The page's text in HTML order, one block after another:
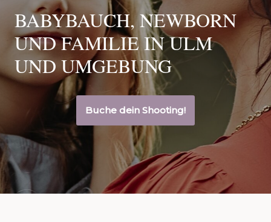
BABYBAUCH, NEWBORN
UND FAMILIE IN ULM
UND UMGEBUNG
Buche dein Shooting!